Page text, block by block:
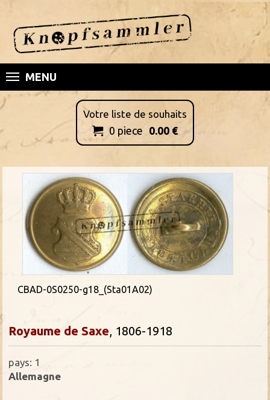
MENU
Votre liste de souhaits
 0 piece 0.00 €
CBAD-0S0250-g18_(Sta01A02)
Royaume de Saxe, 1806-1918
pays: 1
Allemagne